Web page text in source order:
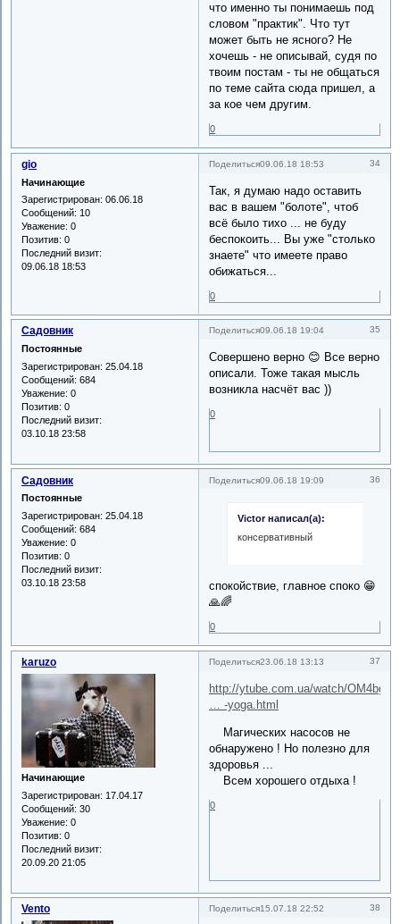
что именно ты понимаешь под
словом "практик". Что тут
может быть не ясного? Не
хочешь - не описывай, судя по
твоим постам - ты не общаться
по теме сайта сюда пришел, а
за кое чем другим.
0
Поделиться 34
09.06.18 18:53
gio
Начинающие
Зарегистрирован: 06.06.18
Сообщений: 10
Уважение: 0
Позитив: 0
Последний визит:
09.06.18 18:53
Так, я думаю надо оставить
вас в вашем "болоте", чтоб
всё было тихо ... не буду
беспокоить... Вы уже "столько
знаете" что имеете право
обижаться...
0
Поделиться 35
09.06.18 19:04
Садовник
Постоянные
Зарегистрирован: 25.04.18
Сообщений: 684
Уважение: 0
Позитив: 0
Последний визит:
03.10.18 23:58
Совершено верно 😊 Все верно
описали. Тоже такая мысль
возникла насчёт вас ))
0
Поделиться 36
09.06.18 19:09
Садовник
Постоянные
Зарегистрирован: 25.04.18
Сообщений: 684
Уважение: 0
Позитив: 0
Последний визит:
03.10.18 23:58
Victor написал(а):
консервативный
спокойствие, главное споко 😁
🙏🌈
0
Поделиться 37
23.06.18 13:13
karuzo
Начинающие
Зарегистрирован: 17.04.17
Сообщений: 30
Уважение: 0
Позитив: 0
Последний визит:
20.09.20 21:05
http://ytube.com.ua/watch/
… -yoga.html
Магических насосов не
обнаружено ! Но полезно для
здоровья ...
Всем хорошего отдыха !
0
Поделиться 38
15.07.18 22:52
Vento